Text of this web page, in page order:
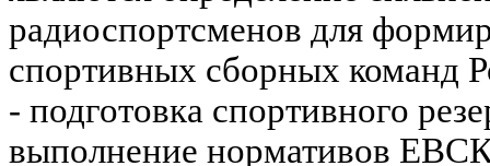
радиоспортсменов для
спортивных сборных команд
- подготовка спортивного
выполнение нормативов